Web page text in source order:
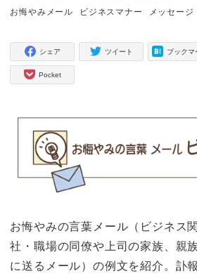
タグ
お悔やみメール
タグ
ビジネスマナー
タグ
メッセージ
シェア ツイート ブックマ
Pocket
お悔やみの言葉メール（ビジネス
社・職場の同僚や上司の家族、親
に送るメール）の例文を紹介。訃